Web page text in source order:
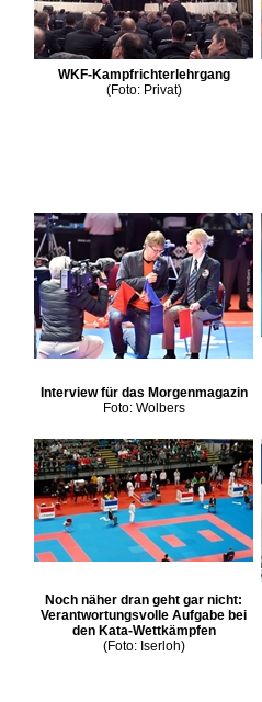
WKF-Kampfrichterlehrgang
(Foto: Privat)
Interview für das Morgenmagazin
Foto: Wolbers
Noch näher dran geht gar nicht:
Verantwortungsvolle Aufgabe bei
den Kata-Wettkämpfen
(Foto: Iserloh)